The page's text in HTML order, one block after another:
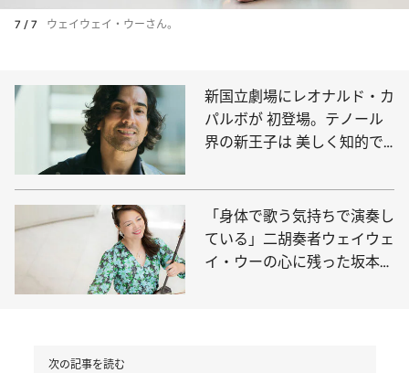
7 / 7 ウェイウェイ・ウーさん。
新国立劇場にレオナルド・カ
パルボが 初登場。テノール
界の新王子は 美しく知的で
「身体で歌う気持ちで演奏し
ている」二胡奏者ウェイウェ
イ・ウーの心に残った坂本龍
次の記事を読む